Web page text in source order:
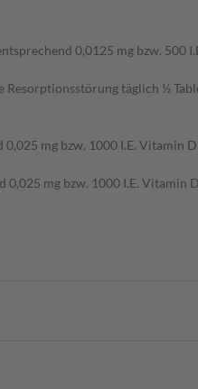
0,0125 mg bzw. 500
täglich ½
mg bzw. 1000 I.E. Vitamin
mg bzw. 1000 I.E. Vitamin